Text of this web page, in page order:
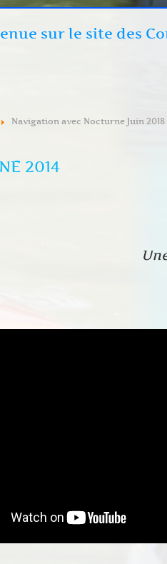
sur le site des
Navigation avec Nocturne Juin 2018
2014